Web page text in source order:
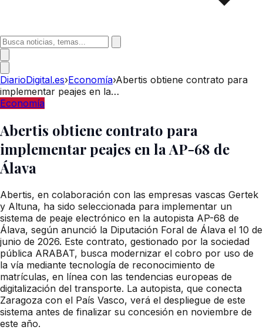
DiarioDigital.es›Economía›Abertis obtiene contrato para
implementar peajes en la…
Economía
Abertis obtiene contrato para
implementar peajes en la AP-68 de
Álava
Abertis, en colaboración con las empresas vascas Gertek
y Altuna, ha sido seleccionada para implementar un
sistema de peaje electrónico en la autopista AP-68 de
Álava, según anunció la Diputación Foral de Álava el 10 de
junio de 2026. Este contrato, gestionado por la sociedad
pública ARABAT, busca modernizar el cobro por uso de
la vía mediante tecnología de reconocimiento de
matrículas, en línea con las tendencias europeas de
digitalización del transporte. La autopista, que conecta
Zaragoza con el País Vasco, verá el despliegue de este
sistema antes de finalizar su concesión en noviembre de
este año.